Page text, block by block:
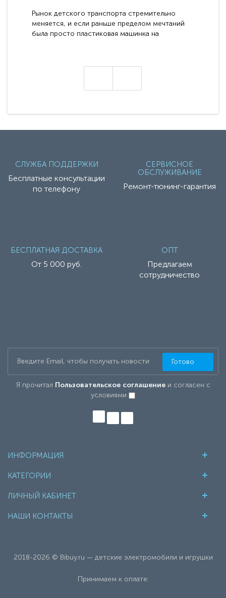
Рынок детского транспорта стремительно
меняется, и если раньше пределом мечтаний
была просто пластиковая машинка на
СЛУЖБА ПОДДЕРЖКИ
Бесплатные консультации
по телефону
СЕРВИСНОЕ
ОБСЛУЖИВАНИЕ
Ремонт-тюнинг-гарантия
БЕСПЛАТНАЯ ДОСТАВКА
От 5 000 руб.
ОПТ
Предлагаем
сотрудничество
Я прочитал Пользовательское соглашениеи согласен с
условиями
Готово
ИНФОРМАЦИЯ
КАТЕГОРИИ
ЛИЧНЫЙ КАБИНЕТ
НАШИ КОНТАКТЫ
2018-2026 © Bibuy.ru — детские электромобили и игрушки
Принимаем к оплате: